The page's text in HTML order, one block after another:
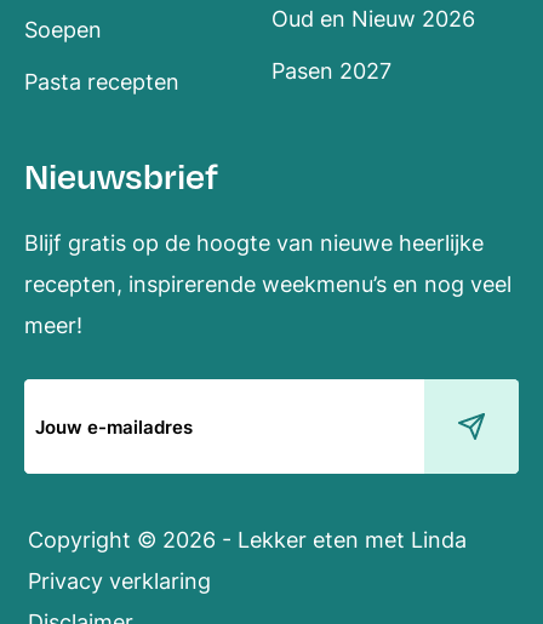
Soepen
Pasta recepten
Oud en Nieuw 2026
Pasen 2027
Nieuwsbrief
Blijf gratis op de hoogte van nieuwe heerlijke
recepten, inspirerende weekmenu’s en nog veel
meer!
mailadres
Copyright © 2026 - Lekker eten met Linda
Privacy verklaring